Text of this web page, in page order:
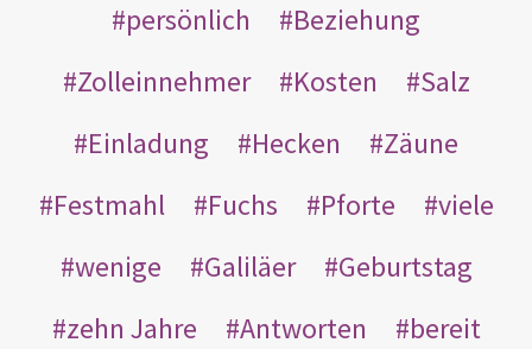
persönlich
Beziehung
Zolleinnehmer
Kosten
Salz
Einladung
Hecken
Zäune
Festmahl
Fuchs Pforte
viele
wenige
Galiläer
Geburtstag
zehn Jahre
Antworten
bereit